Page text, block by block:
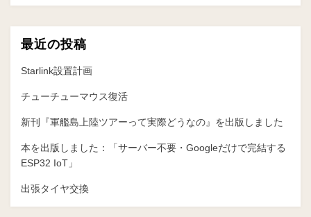
ン
最近の投稿
Starlink設置計画
チューチューマウス復活
新刊『軍艦島上陸ツアーって実際どうなの』を出版しました
本を出版しました：「サーバー不要・Googleだけで完結する
ESP32 IoT」
出張タイヤ交換